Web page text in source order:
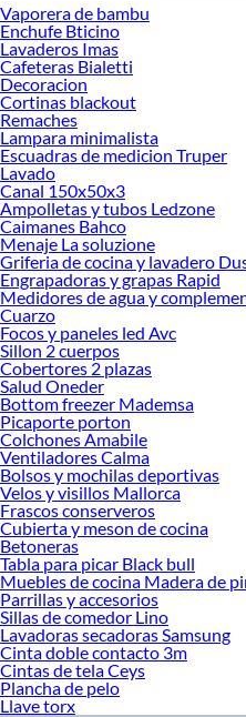
Vaporera de bambu
Enchufe Bticino
Lavaderos Imas
Cafeteras Bialetti
Decoracion
Cortinas blackout
Remaches
Lampara minimalista
Escuadras de medicion Truper
Lavado
Canal 150x50x3
Ampolletas y tubos Ledzone
Caimanes Bahco
Menaje La soluzione
Griferia de cocina y lavadero
Engrapadoras y grapas Rapid
Medidores de agua y
Cuarzo
Focos y paneles led Avc
Sillon 2 cuerpos
Cobertores 2 plazas
Salud Oneder
Bottom freezer Mademsa
Picaporte porton
Colchones Amabile
Ventiladores Calma
Bolsos y mochilas deportivas
Velos y visillos Mallorca
Frascos conserveros
Cubierta y meson de cocina
Betoneras
Tabla para picar Black bull
Muebles de cocina Madera de
Parrillas y accesorios
Sillas de comedor Lino
Lavadoras secadoras Samsung
Cinta doble contacto 3m
Cintas de tela Ceys
Plancha de pelo
Llave torx